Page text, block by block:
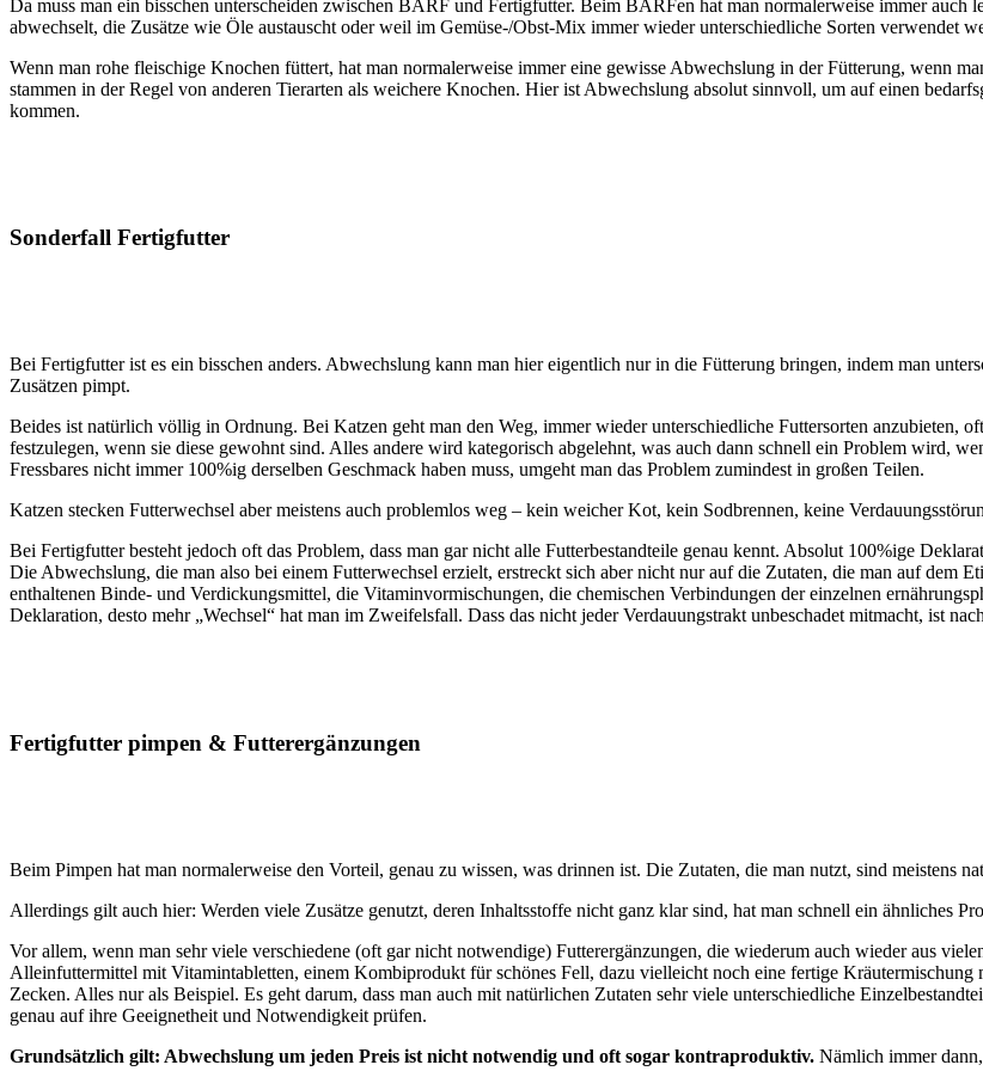
Da muss man ein bisschen unterscheiden zwischen BARF und Fertigfutter. Beim BARFen hat man normalerweise immer auch
abwechselt, die Zusätze wie Öle austauscht oder weil im Gemüse-/Obst-Mix immer wieder unterschiedliche Sorten verwendet
Wenn man rohe fleischige Knochen füttert, hat man normalerweise immer eine gewisse Abwechslung in der Fütterung, wenn
stammen in der Regel von anderen Tierarten als weichere Knochen. Hier ist Abwechslung absolut sinnvoll, um auf einen
kommen.
Sonderfall Fertigfutter
Bei Fertigfutter ist es ein bisschen anders. Abwechslung kann man hier eigentlich nur in die Fütterung bringen, indem man
Zusätzen pimpt.
Beides ist natürlich völlig in Ordnung. Bei Katzen geht man den Weg, immer wieder unterschiedliche Futtersorten anzubieten,
festzulegen, wenn sie diese gewohnt sind. Alles andere wird kategorisch abgelehnt, was auch dann schnell ein Problem wird,
Fressbares nicht immer 100%ig derselben Geschmack haben muss, umgeht man das Problem zumindest in großen Teilen.
Katzen stecken Futterwechsel aber meistens auch problemlos weg – kein weicher Kot, kein Sodbrennen, keine
Bei Fertigfutter besteht jedoch oft das Problem, dass man gar nicht alle Futterbestandteile genau kennt. Absolut 100%ige
Die Abwechslung, die man also bei einem Futterwechsel erzielt, erstreckt sich aber nicht nur auf die Zutaten, die man auf dem
enthaltenen Binde- und Verdickungsmittel, die Vitaminvormischungen, die chemischen Verbindungen der einzelnen
Deklaration, desto mehr „Wechsel“ hat man im Zweifelsfall. Dass das nicht jeder Verdauungstrakt unbeschadet mitmacht, ist
Fertigfutter pimpen & Futterergänzungen
Beim Pimpen hat man normalerweise den Vorteil, genau zu wissen, was drinnen ist. Die Zutaten, die man nutzt, sind meistens
Allerdings gilt auch hier: Werden viele Zusätze genutzt, deren Inhaltsstoffe nicht ganz klar sind, hat man schnell ein ähnliches
Vor allem, wenn man sehr viele verschiedene (oft gar nicht notwendige) Futterergänzungen, die wiederum auch wieder aus
Alleinfuttermittel mit Vitamintabletten, einem Kombiprodukt für schönes Fell, dazu vielleicht noch eine fertige
Zecken. Alles nur als Beispiel. Es geht darum, dass man auch mit natürlichen Zutaten sehr viele unterschiedliche
genau auf ihre Geeignetheit und Notwendigkeit prüfen.
Grundsätzlich gilt: Abwechslung um jeden Preis ist nicht notwendig und oft sogar kontraproduktiv. Nämlich immer